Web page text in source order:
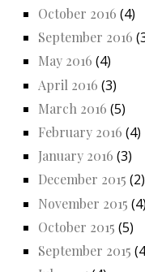
October 2016 (4)
September 2016
May 2016 (4)
April 2016 (3)
March 2016 (5)
February 2016 (4)
January 2016 (3)
December 2015 (2)
November 2015 (4)
October 2015 (5)
September 2015